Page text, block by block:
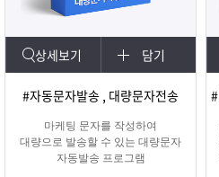
상세보기 담기
#자동문자발송 , 대량문자전송
마케팅 문자를 작성하여
대량으로 발송할 수 있는 대량문자
자동발송 프로그램